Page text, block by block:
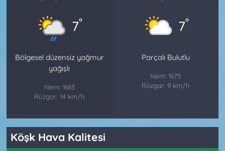
7°
Bölgesel düzensiz yağmur
yağışlı
Nem: %83
Rüzgar: 14 km/h
7°
Parçalı Bulutlu
Nem: %75
Rüzgar: 9 km/h
Köşk Hava Kalitesi